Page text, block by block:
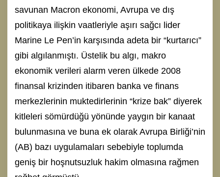
savunan Macron ekonomi, Avrupa ve dış
politikaya ilişkin vaatleriyle aşırı sağcı lider
Marine Le Pen’in karşısında adeta bir “kurtarıcı”
gibi algılanmıştı. Üstelik bu algı, makro
ekonomik verileri alarm veren ülkede 2008
finansal krizinden itibaren banka ve finans
merkezlerinin muktedirlerinin “krize bak” diyerek
kitleleri sömürdüğü yönünde yaygın bir kanaat
bulunmasına ve buna ek olarak Avrupa Birliği’nin
(AB) bazı uygulamaları sebebiyle toplumda
geniş bir hoşnutsuzluk hakim olmasına rağmen